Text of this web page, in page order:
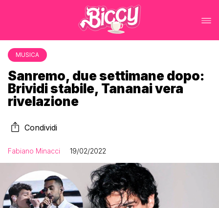
MUSICA
Sanremo, due settimane dopo:
Brividi stabile, Tananai vera
rivelazione
Condividi
Fabiano Minacci 19/02/2022